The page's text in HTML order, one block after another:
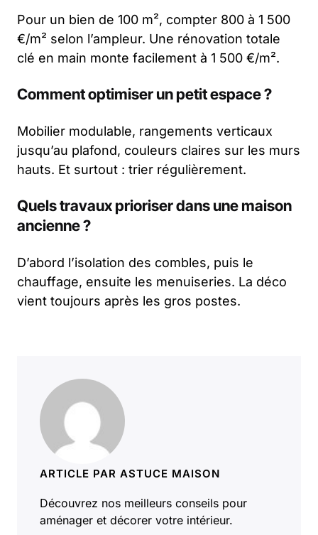
Pour un bien de 100 m², compter 800 à 1 500
€/m² selon l’ampleur. Une rénovation totale
clé en main monte facilement à 1 500 €/m².
Comment optimiser un petit espace ?
Mobilier modulable, rangements verticaux
jusqu’au plafond, couleurs claires sur les murs
hauts. Et surtout : trier régulièrement.
Quels travaux prioriser dans une maison
ancienne ?
D’abord l’isolation des combles, puis le
chauffage, ensuite les menuiseries. La déco
vient toujours après les gros postes.
ARTICLE PAR ASTUCE MAISON
Découvrez nos meilleurs conseils pour
aménager et décorer votre intérieur.